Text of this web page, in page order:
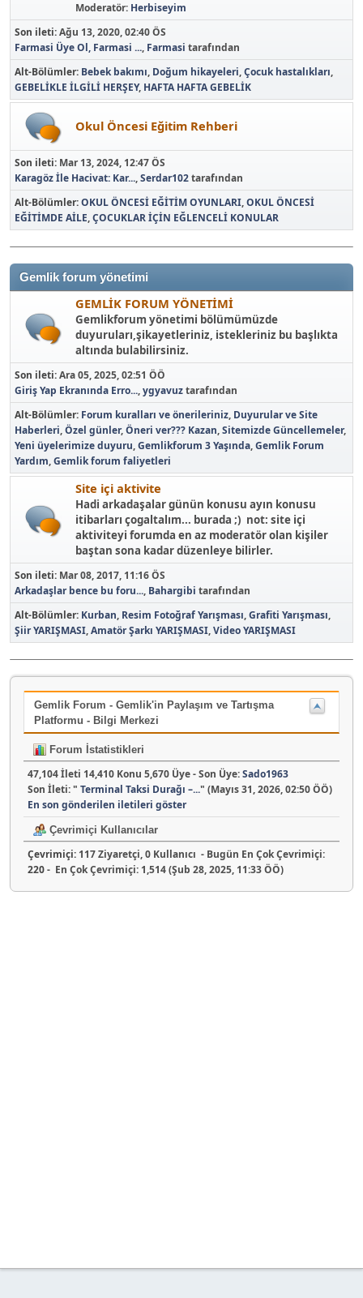
Moderatör: Herbiseyim
Son ileti:Ağu 13, 2020, 02:40 ÖS
Farmasi Üye Ol, Farmasi ..., Farmasi tarafından
Alt-Bölümler Bebek bakımı Doğum hikayeleri Çocuk hastalıkları
GEBELİKLE İLGİLİ HERŞEY HAFTA HAFTA GEBELİK
Okul Öncesi Eğitim Rehberi
Son ileti: Mar 13, 2024, 12:47 ÖS
Karagöz İle Hacivat: Kar...,Serdar102tarafından
Alt-Bölümler OKUL ÖNCESİ EĞİTİM OYUNLARI OKUL ÖNCESİ
EĞİTİMDE AİLE ÇOCUKLAR İÇİN EĞLENCELİ KONULAR
Gemlik forum yönetimi
GEMLİK FORUM YÖNETİMİ
Gemlikforum yönetimi bölümümüzde
duyuruları,şikayetleriniz, istekleriniz bu başlıkta
altında bulabilirsiniz.
Son ileti:Ara 05, 2025, 02:51 ÖÖ
Giriş Yap Ekranında Erro...,ygyavuztarafından
Alt-Bölümler Forum kuralları ve önerileriniz Duyurular ve Site
Haberleri Özel günler Öneri ver??? Kazan Sitemizde Güncellemeler
Yeni üyelerimize duyuru Gemlikforum 3 Yaşında Gemlik Forum
Yardım Gemlik forum faliyetleri
Site içi aktivite
Hadi arkadaşalar günün konusu ayın konusu
itibarları çogaltalım... burada ;) not: site içi
aktiviteyi forumda en az moderatör olan kişiler
baştan sona kadar düzenleye bilirler.
Son ileti: Mar 08, 2017, 11:16 ÖS
Arkadaşlar bence bu foru..., Bahargibi tarafından
Alt-Bölümler Kurban Resim Fotoğraf Yarışması Grafiti Yarışması
Şiir YARIŞMASI Amatör Şarkı YARIŞMASI Video YARIŞMASI
Gemlik Forum - Gemlik'in Paylaşım ve Tartışma
Platformu - Bilgi Merkezi
Forum İstatistikleri
47,104 İleti 14,410 Konu 5,670 Üye - Son Üye:Sado1963
Son İleti:" Terminal Taksi Durağı –..." (Mayıs 31, 2026, 02:50 ÖÖ)
En son gönderilen iletileri göster
Çevrimiçi Kullanıcılar
Çevrimiçi: 117 Ziyaretçi, 0 Kullanıcı - Bugün En Çok Çevrimiçi:
220- En Çok Çevrimiçi: 1,514 (Şub 28, 2025, 11:33 ÖÖ)